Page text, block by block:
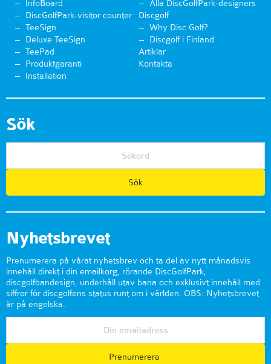
InfoBoard
DiscGolfPark-visitor counter
TeeSign
Deluxe TeeSign
TeePad
Produktgaranti
Installation
Alla DiscGolfPark-designers
Discgolf
Why Disc Golf?
Discgolf i Finland
Artiklar
Kontakta
Sök
Nyhetsbrevet
Prenumerera på vårat nyhetsbrev och ta del av nytt månadsvis
innehåll direkt i din emailkorg, rörande DiscGolfPark,
discgolfbandesign, underhåll utav bana och exklusivt innehåll med
siffror för discgolfens status runt om i världen. OBS: Nyhetsbrevet
är på engelska.
Prenumerera